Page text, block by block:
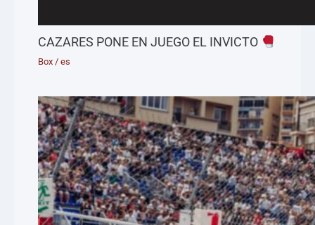
CAZARES PONE EN JUEGO EL INVICTO
Box /es